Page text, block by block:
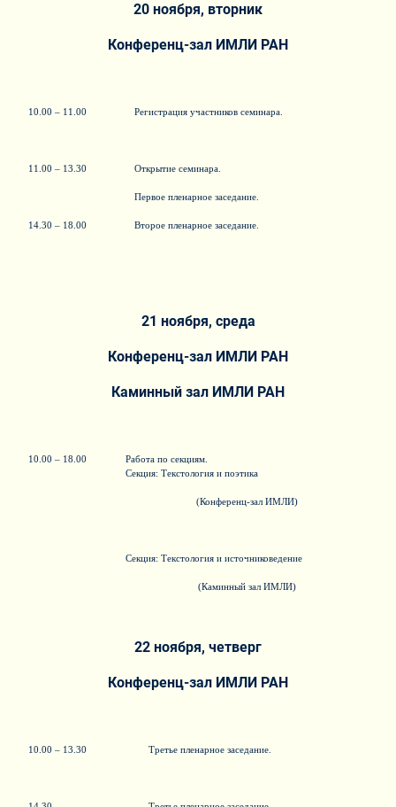
20 ноября, вторник
Конференц-зал ИМЛИ РАН
10.00 – 11.00 Регистрация участников семинара.
11.00 – 13.30 Открытие семинара.
Первое пленарное заседание.
14.30 – 18.00 Второе пленарное заседание.
21 ноября, среда
Конференц-зал ИМЛИ РАН
Каминный зал ИМЛИ РАН
10.00 – 18.00
Работа по секциям.
Секция: Текстология и поэтика
(Конференц-зал ИМЛИ)
Секция: Текстология и источниковедение
(Каминный зал ИМЛИ)
22 ноября, четверг
Конференц-зал ИМЛИ РАН
10.00 – 13.30 Третье пленарное заседание.